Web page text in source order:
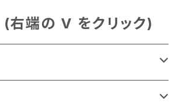
右端の V をクリック)